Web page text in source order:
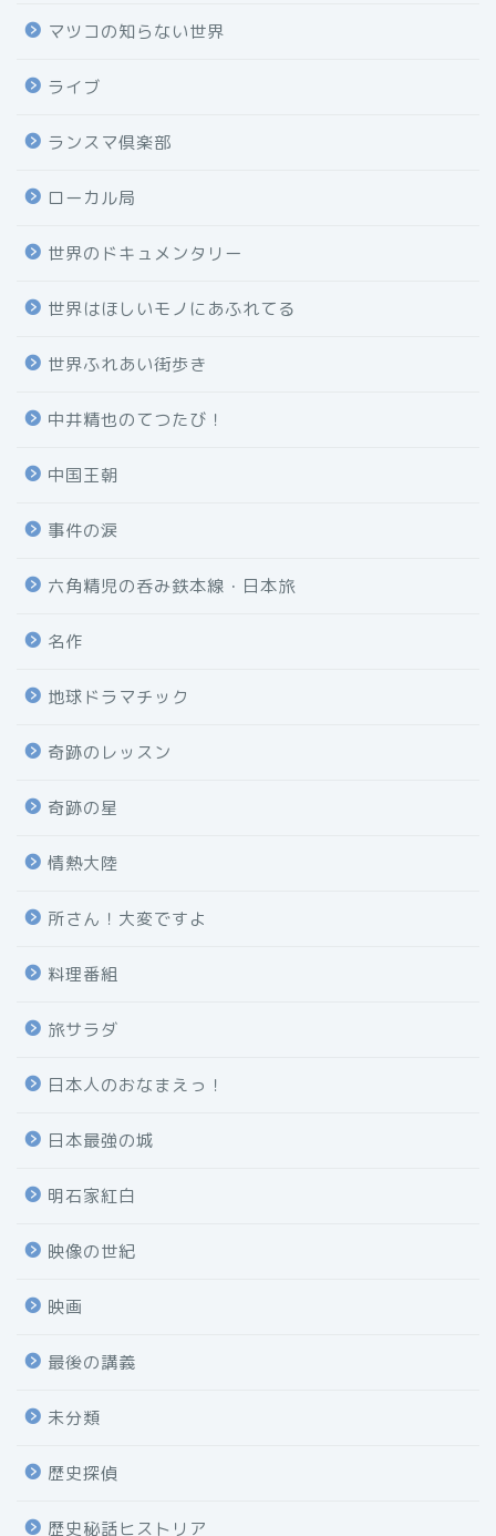
マツコの知らない世界
ライブ
ランスマ倶楽部
ローカル局
世界のドキュメンタリー
世界はほしいモノにあふれてる
世界ふれあい街歩き
中井精也のてつたび！
中国王朝
事件の涙
六角精児の呑み鉄本線・日本旅
名作
地球ドラマチック
奇跡のレッスン
奇跡の星
情熱大陸
所さん！大変ですよ
料理番組
旅サラダ
日本人のおなまえっ！
日本最強の城
明石家紅白
映像の世紀
映画
最後の講義
未分類
歴史探偵
歴史秘話ヒストリア